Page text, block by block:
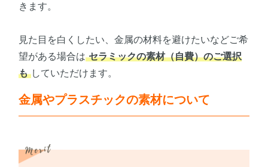
きます。
見た目を白くしたい、金属の材料を避けたいなどご希
望がある場合は セラミックの素材（自費）のご選択
も していただけます。
金属やプラスチックの素材について